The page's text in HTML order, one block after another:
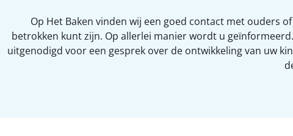
Op Het Baken vinden wij een goed contact met ouders
betrokken kunt zijn. Op allerlei manier wordt u
uitgenodigd voor een gesprek over de ontwikkeling van uw